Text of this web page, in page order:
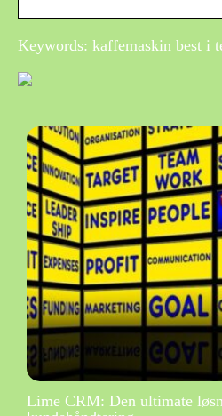
Keywords: kaffemaskin best i
Lime CRM: Den ultimate